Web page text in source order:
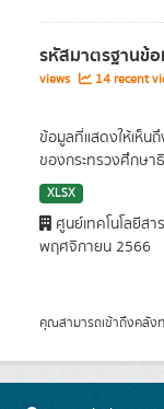
รหัสมาตรฐานข้
views
14 recent
ข้อมูลที่แสดงให้เห็น
ของกระทรวงศึกษา
XLSX
ศูนย์เทคโนโลยีส
พฤศจิกายน 2566
คุณสามารถเข้าถึงคลัง